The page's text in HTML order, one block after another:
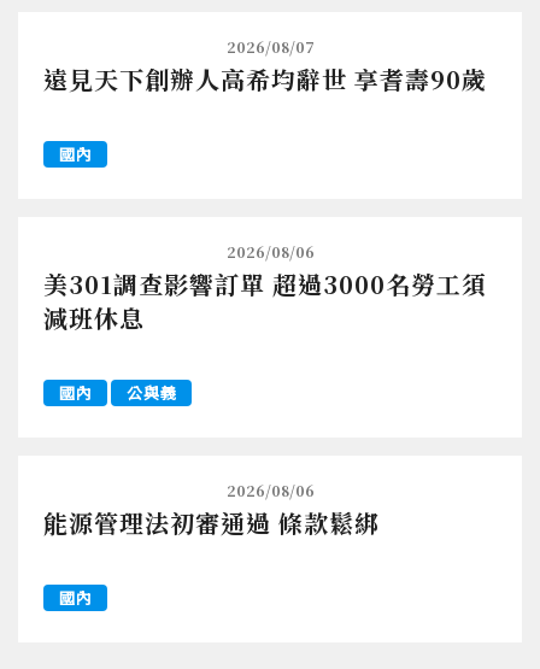
2026/08/07
遠見天下創辦人高希均辭世 享耆壽90歲
國內
2026/08/06
美301調查影響訂單 超過3000名勞工須
減班休息
國內 公與義
2026/08/06
能源管理法初審通過 條款鬆綁
國內